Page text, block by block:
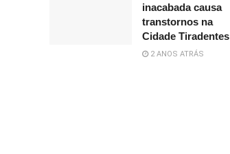
inacabada causa
transtornos na
Cidade Tiradentes
2 ANOS ATRÁS